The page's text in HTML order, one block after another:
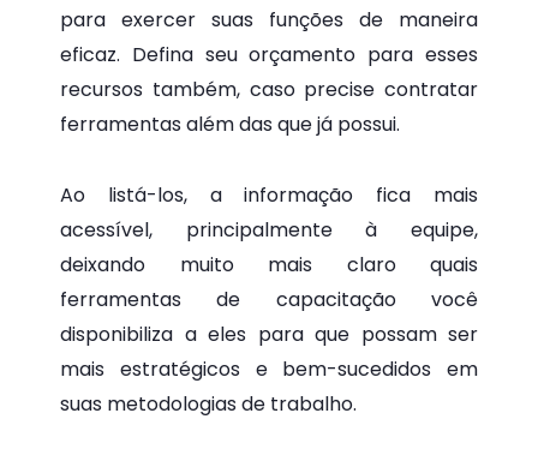
para exercer suas funções de maneira
eficaz. Defina seu orçamento para esses
recursos também, caso precise contratar
ferramentas além das que já possui.
Ao listá-los, a informação fica mais
acessível, principalmente à equipe,
deixando muito mais claro quais
ferramentas de capacitação você
disponibiliza a eles para que possam ser
mais estratégicos e bem-sucedidos em
suas metodologias de trabalho.